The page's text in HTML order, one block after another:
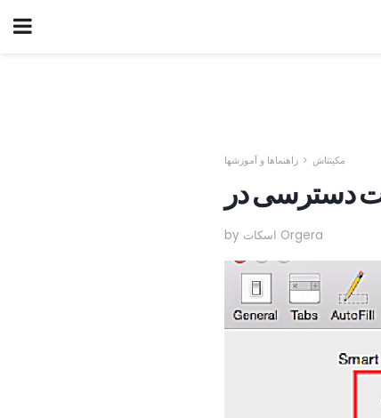
مکینتاش راهنماها و آموزشها
by اسکات Orgera